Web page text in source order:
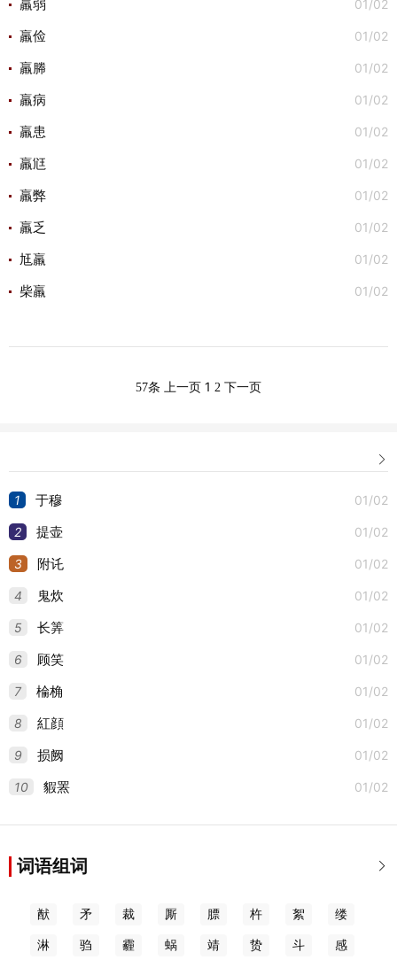
01/02
羸弱
01/02
羸俭
01/02
羸幐
01/02
羸病
01/02
羸患
01/02
羸尩
01/02
羸弊
01/02
羸乏
01/02
尪羸
01/02
柴羸
57条 上一页 1 2 下一页

1 01/02
于穆
2 01/02
提壶
3 01/02
附讬
4 01/02
鬼炊
5 01/02
长筭
6 01/02
顾笑
7 01/02
棆桷
8 01/02
紅顔
9 01/02
损阙
10 01/02
貑罴

词语组词
猷 矛 裁 厮 膘 杵 絮 缕
淋 驺 霾 蜗 靖 贽 斗 感